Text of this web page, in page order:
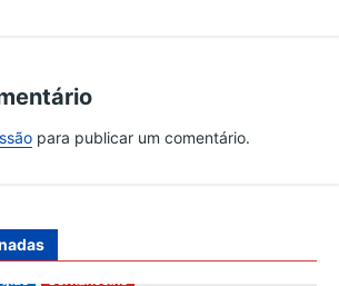
para publicar um comentário.